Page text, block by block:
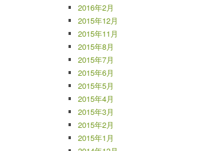
2016年2月
2015年12月
2015年11月
2015年8月
2015年7月
2015年6月
2015年5月
2015年4月
2015年3月
2015年2月
2015年1月